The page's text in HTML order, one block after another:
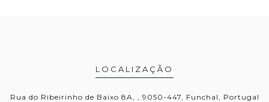
LOCALIZAÇÃO
Rua do Ribeirinho de Baixo 8A, , 9050-447, Funchal, Portugal